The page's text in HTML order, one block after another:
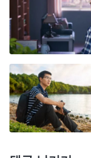
도 받아들이지
어려움에 맞닥
진리를 교제하며
라 되레 동조하
마나 지체되든,
와 상관없는 것
힘들게 지내지